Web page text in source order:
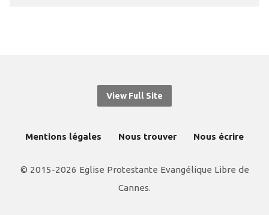
View Full Site
Mentions légales Nous trouver Nous écrire
© 2015-2026 Eglise Protestante Evangélique Libre de
Cannes.